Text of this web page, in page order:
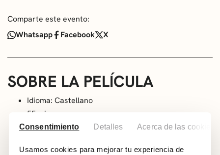
Consentimiento Detalles Acerca de las cookies
Usamos cookies para mejorar tu experiencia de
Comparte este evento:
Whatsapp
Facebook X
SOBRE LA PELÍCULA
Idioma: Castellano
55 min
Todos los públicos